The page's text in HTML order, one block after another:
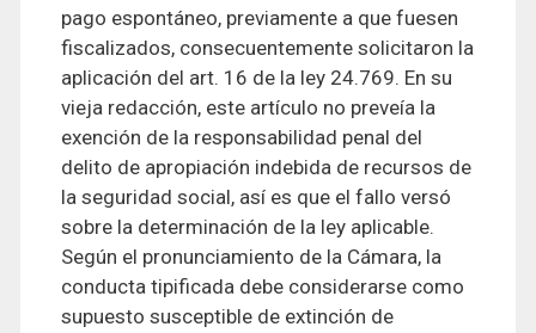
pago espontáneo, previamente a que fuesen
fiscalizados, consecuentemente solicitaron la
aplicación del art. 16 de la ley 24.769. En su
vieja redacción, este artículo no preveía la
exención de la responsabilidad penal del
delito de apropiación indebida de recursos de
la seguridad social, así es que el fallo versó
sobre la determinación de la ley aplicable.
Según el pronunciamiento de la Cámara, la
conducta tipificada debe considerarse como
supuesto susceptible de extinción de